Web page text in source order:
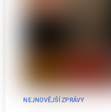
NEJNOVĚJŠÍ ZPRÁVY